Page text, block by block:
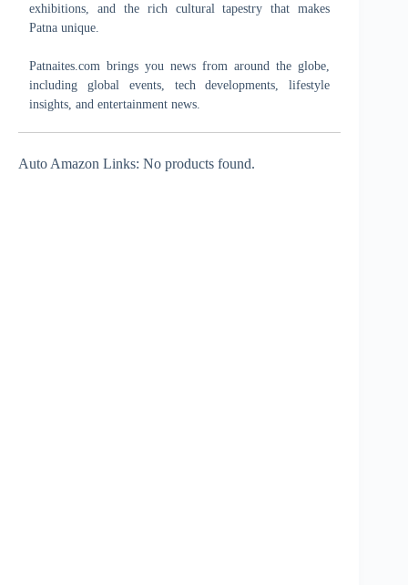
exhibitions, and the rich cultural tapestry that makes
Patna unique.
Patnaites.com brings you news from around the globe,
including global events, tech developments, lifestyle
insights, and entertainment news.
Auto Amazon Links: No products found.